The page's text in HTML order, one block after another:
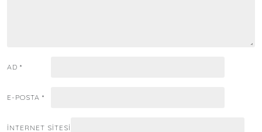
AD *
E-POSTA *
İNTERNET SITESI